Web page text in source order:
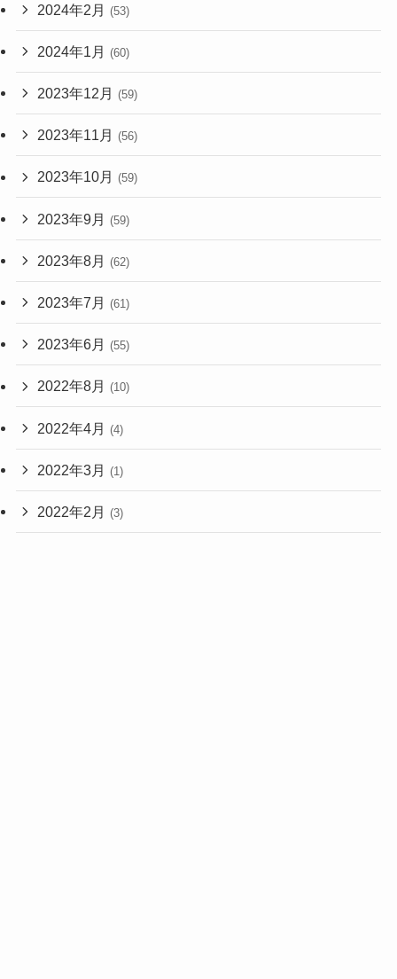
2024年2月 (53)
2024年1月 (60)
2023年12月 (59)
2023年11月 (56)
2023年10月 (59)
2023年9月 (59)
2023年8月 (62)
2023年7月 (61)
2023年6月 (55)
2022年8月 (10)
2022年4月 (4)
2022年3月 (1)
2022年2月 (3)